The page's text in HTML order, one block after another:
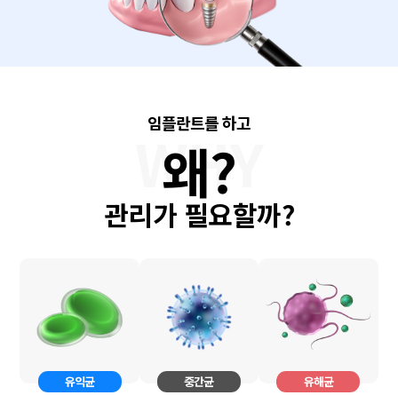
임플란트를 하고
왜?
관리가 필요할까?
유익균 중간균 유해균